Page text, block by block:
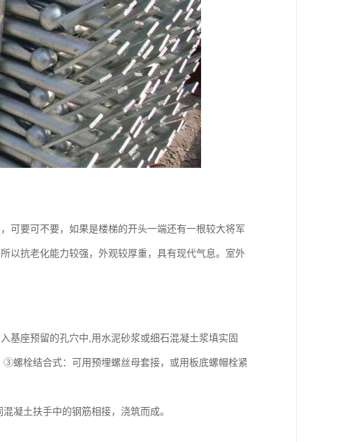
可要可不要，如果是楼梯的开头一端还有一根较大将军
以抗老化能力较强，外观较厚重，具有现代气息。室外
基座预留的孔穴中,用水泥砂浆或细石混凝土浆填实固
螺栓结合式：可用预埋螺丝母套接，或用板底螺帽栓紧
凝土扶手中的钢筋相接，浇筑而成。